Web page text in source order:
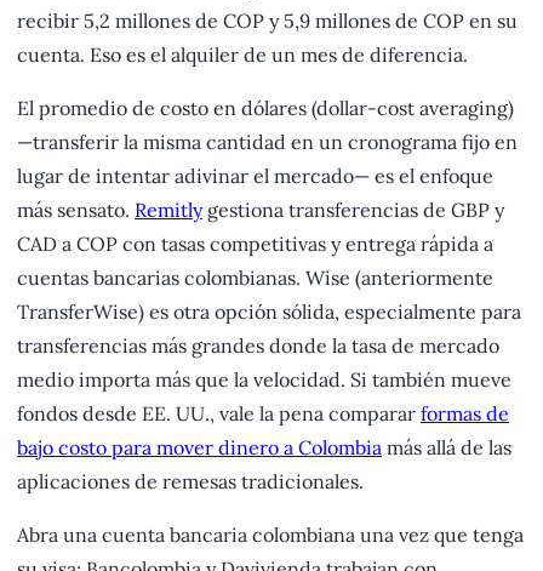
recibir 5,2 millones de COP y 5,9 millones de COP en su
cuenta. Eso es el alquiler de un mes de diferencia.
El promedio de costo en dólares (dollar-cost averaging)
—transferir la misma cantidad en un cronograma fijo en
lugar de intentar adivinar el mercado— es el enfoque
más sensato. Remitlygestiona transferencias de GBP y
CAD a COP con tasas competitivas y entrega rápida a
cuentas bancarias colombianas. Wise (anteriormente
TransferWise) es otra opción sólida, especialmente para
transferencias más grandes donde la tasa de mercado
medio importa más que la velocidad. Si también mueve
fondos desde EE. UU., vale la pena comparar formas de
bajo costo para mover dinero a Colombia más allá de las
aplicaciones de remesas tradicionales.
Abra una cuenta bancaria colombiana una vez que tenga